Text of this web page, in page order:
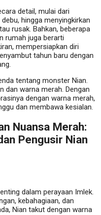
detail, mulai dari
hingga menyingkirkan
rusak. Bahkan, beberapa
rumah juga berarti
mempersiapkan diri
tahun baru dengan
tentang monster Nian.
dan warna merah. Dengan
dengan warna merah,
dan membawa kesialan.
Nuansa Merah:
Pengusir Nian
dalam perayaan Imlek.
kebahagiaan, dan
Nian takut dengan warna